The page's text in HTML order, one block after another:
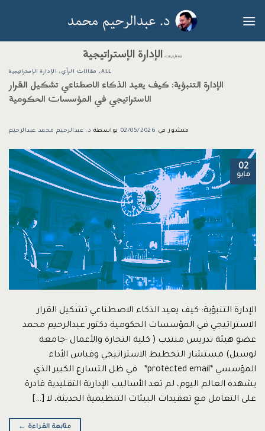
للمحتوى
فئة الآرشيفات: الإدارة الإستراتيجية
ALL، مقالات الرأي، الإدارة الإستراتيجية
الإدارة التنبؤية: كيف يعيد الذكاء الاصطناعي تشكيل القرار
الاستراتيجي في المؤسسات الحكومية
منشور في 02/05/2026 بواسطة د. عبدالرحيم محمد عبدالرحيم
02
مايو
الإدارة التنبؤية: كيف يعيد الذكاء الاصطناعي تشكيل القرار
الاستراتيجي في المؤسسات الحكومية دكتور عبدالرحيم محمد
عضو هيئة تدريس منتدب ( كلية التجارة والأعمال -جامعة
لوسيل) مستشار التخطيط الاستراتيجي وقياس الأداء
المؤسسي *protected email* في ظل التسارع الكبير الذي
يشهده العالم اليوم، لم تعد الأساليب الإدارية التقليدية قادرة
على التعامل مع تعقيدات البيئات التنظيمية الحديثة، لا […]
متابعة القراءة ←